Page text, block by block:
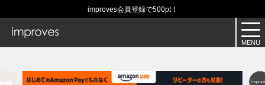
improves会員登録で500pt！